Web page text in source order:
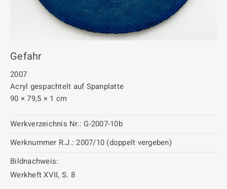
Gefahr
2007
Acryl gespachtelt auf Spanplatte
90 × 79,5 × 1 cm
Werkverzeichnis Nr.: G-2007-10b
Werknummer R.J.: 2007/10 (doppelt vergeben)
Bildnachweis:
Werkheft XVII, S. 8